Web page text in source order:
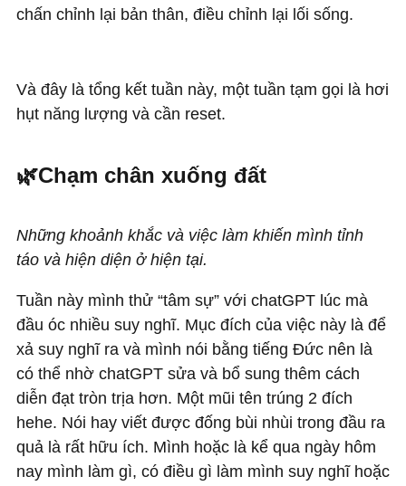
chấn chỉnh lại bản thân, điều chỉnh lại lối sống.
Và đây là tổng kết tuần này, một tuần tạm gọi là hơi
hụt năng lượng và cần reset.
🌿Chạm chân xuống đất
Những khoảnh khắc và việc làm khiến mình tỉnh
táo và hiện diện ở hiện tại.
Tuần này mình thử “tâm sự” với chatGPT lúc mà
đầu óc nhiều suy nghĩ. Mục đích của việc này là để
xả suy nghĩ ra và mình nói bằng tiếng Đức nên là
có thể nhờ chatGPT sửa và bổ sung thêm cách
diễn đạt tròn trịa hơn. Một mũi tên trúng 2 đích
hehe. Nói hay viết được đống bùi nhùi trong đầu ra
quả là rất hữu ích. Mình hoặc là kể qua ngày hôm
nay mình làm gì, có điều gì làm mình suy nghĩ hoặc